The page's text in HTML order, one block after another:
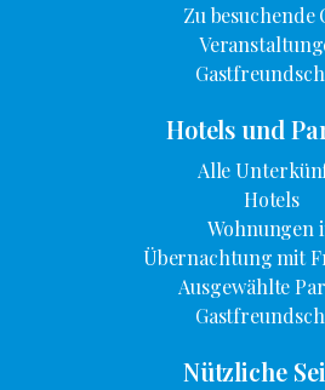
Zu besuchende
Hotels und
Alle
Hotels
Wohnungen
Übernachtung mit
Ausgewählte
Nützliche